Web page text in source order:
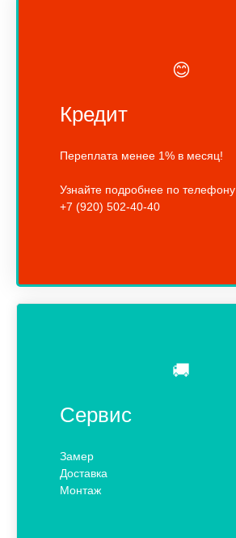
😊
Кредит
Переплата менее 1% в месяц!
Узнайте подробнее по телефону
+7 (920) 502-40-40
🚚
Сервис
Замер
Доставка
Монтаж